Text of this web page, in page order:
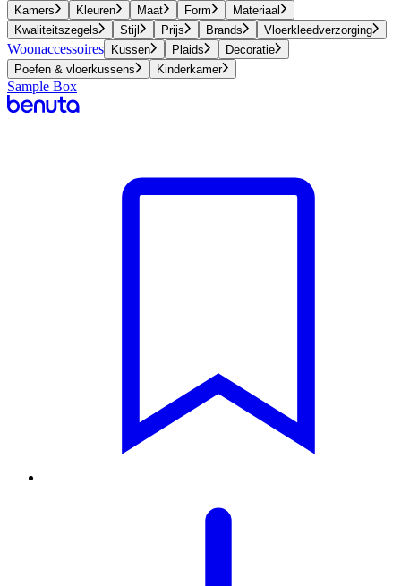
Kamers Kleuren Maat Form
Materiaal
Kwaliteitszegels
Stijl Prijs Brands Vloerkleedverzorging
Woonaccessoires Kussen Plaids
Decoratie
Poefen & vloerkussens
Kinderkamer
Sample Box